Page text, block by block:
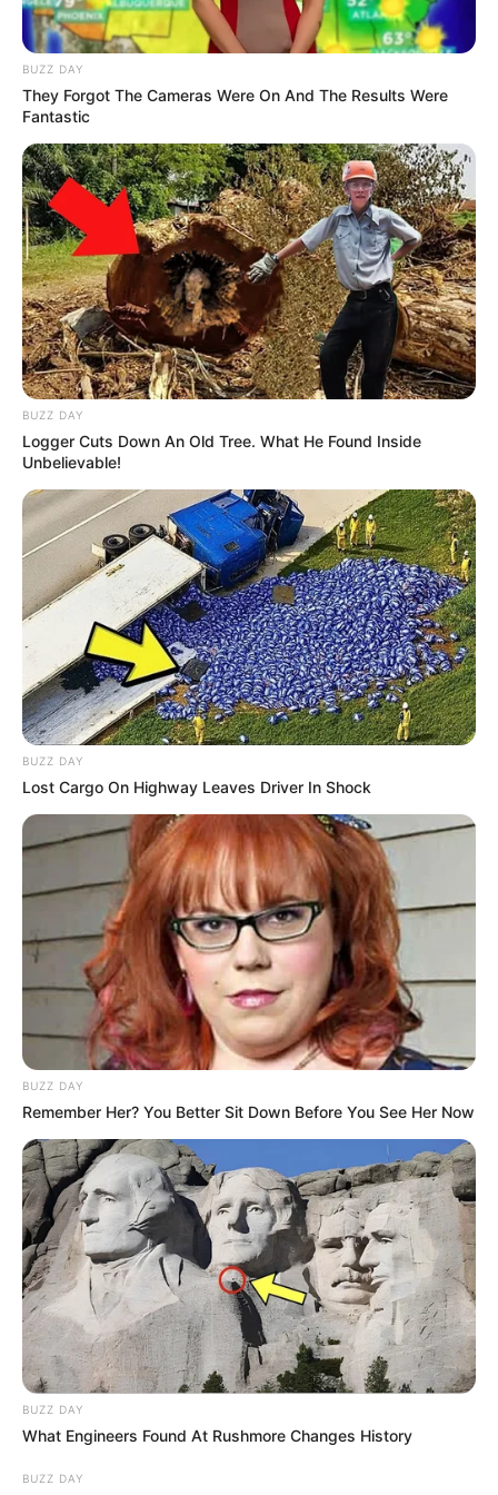
telah di-update. Dengan demikian kamu tidak akan ketinggalan
tayangan.
Kunjungi Situs Otaku Desu
10.Anibatch
Anibatch adalah situs nonton anime sub Indo yang juga
menayangkan banyak sekali anime-anime terkenal.
Melalui situs ini kamu akan menikmati tayangan anime beresolusi
tinggi. Selain itu Anibatch juga memberikan jadwal perilisan
anime mulai hari Senin hingga Minggu.
Tak hanya menayangkan anime, situs ini juga memberikan
informasi mengenai narasi singkat anime serta informasi mengenai
tokoh pada anime tersebut.
Pada situs Anibatch, kamu bisa men-download anime dengan
resolusi HD dengan format MP4, dan MKV.
Kunjungi Situs Anibatch
11.Netflix
BUZZ DAY
They Forgot The Cameras Were On And The Results Were
Fantastic
BUZZ DAY
Logger Cuts Down An Old Tree. What He Found Inside
Unbelievable!
BUZZ DAY
Lost Cargo On Highway Leaves Driver In Shock
BUZZ DAY
Remember Her? You Better Sit Down Before You See Her Now
BUZZ DAY
What Engineers Found At Rushmore Changes History
BUZZ DAY